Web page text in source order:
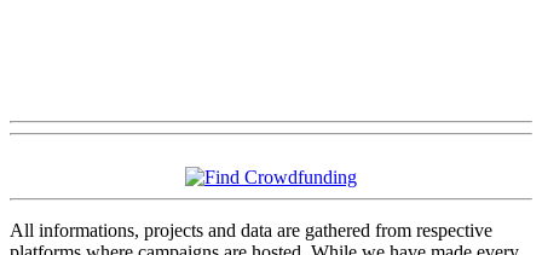
All informations, projects and data are gathered from respective